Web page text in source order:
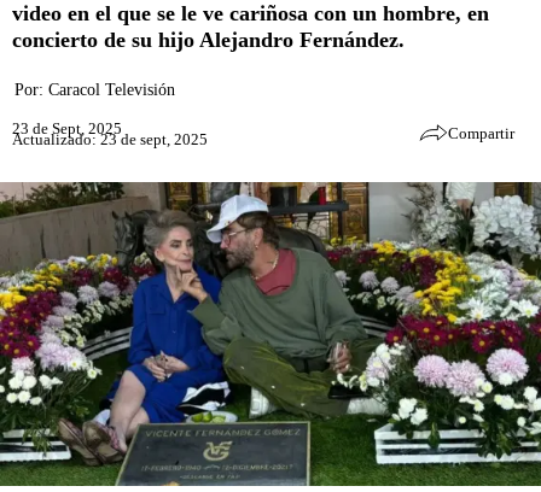
video en el que se le ve cariñosa con un hombre, en
concierto de su hijo Alejandro Fernández.
Por: Caracol Televisión
23 de Sept, 2025
Actualizado: 23 de sept, 2025 Compartir